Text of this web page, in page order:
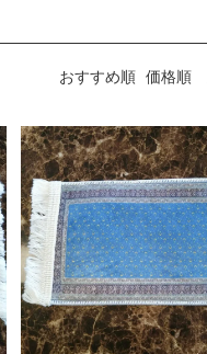
おすすめ順 価格順